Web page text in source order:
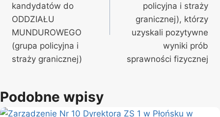
kandydatów do
ODDZIAŁU
MUNDUROWEGO
(grupa policyjna i
straży granicznej)
policyjna i straży
granicznej), którzy
uzyskali pozytywne
wyniki prób
sprawności fizycznej
Podobne wpisy